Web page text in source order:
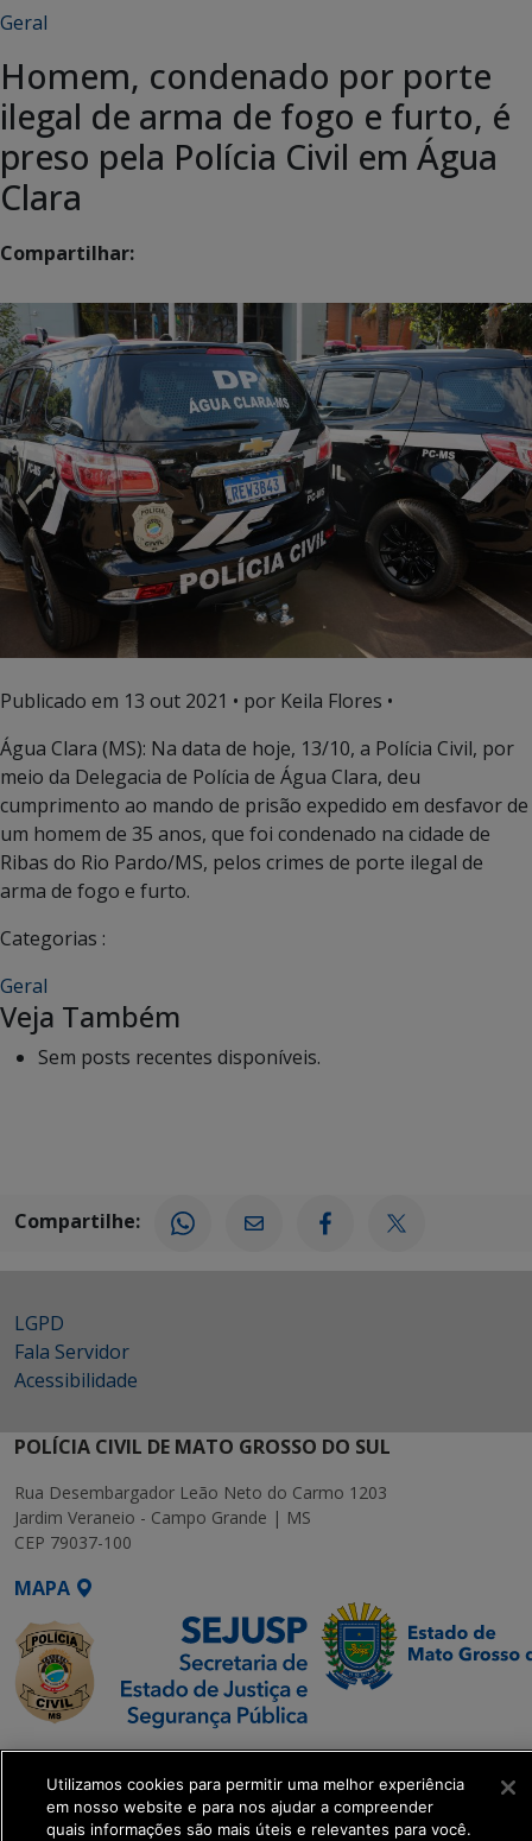
Geral
Homem, condenado por porte
ilegal de arma de fogo e furto, é
preso pela Polícia Civil em Água
Clara
Compartilhar:
Publicado em 13 out 2021 • por Keila Flores •
Água Clara (MS): Na data de hoje, 13/10, a Polícia Civil, por
meio da Delegacia de Polícia de Água Clara, deu
cumprimento ao mando de prisão expedido em desfavor de
um homem de 35 anos, que foi condenado na cidade de
Ribas do Rio Pardo/MS, pelos crimes de porte ilegal de
arma de fogo e furto.
Categorias :
Geral
Veja Também
Sem posts recentes disponíveis.
Compartilhe:
LGPD
Fala Servidor
Acessibilidade
POLÍCIA CIVIL DE MATO GROSSO DO SUL
Rua Desembargador Leão Neto do Carmo 1203
Jardim Veraneio - Campo Grande | MS
CEP 79037-100
MAPA
SETDIG | Secretaria-
Executiva de
Transformação Digital
Utilizamos cookies para permitir uma melhor experiência
em nosso website e para nos ajudar a compreender
quais informações são mais úteis e relevantes para você.